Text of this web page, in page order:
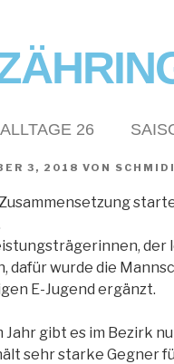
26
3, 2018 VON SCHMIDI
der
dafür wurde die
E-Jugend ergänzt.
Jahr gibt es im Bezirk
sehr starke Gegner